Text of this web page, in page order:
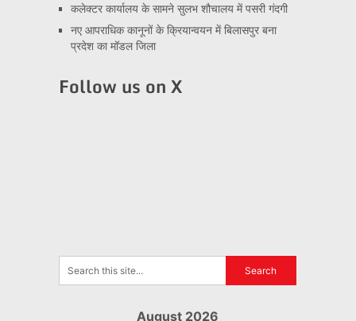
कलेक्टर कार्यालय के सामने सुलभ शौचालय में पसरी गंदगी
नए आपराधिक कानूनों के क्रियान्वयन में बिलासपुर बना
प्रदेश का मॉडल जिला
Follow us on X
August 2026